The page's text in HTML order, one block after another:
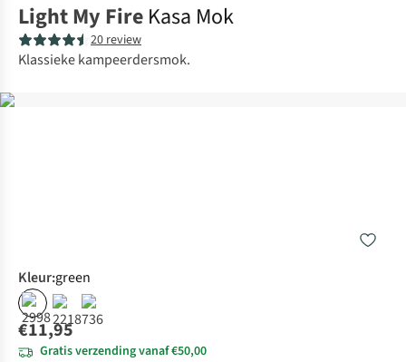
Light My Fire Kasa Mok
20 review
Klassieke kampeerdersmok.
Kleur:green
€11,95
Gratis verzending vanaf €50,00